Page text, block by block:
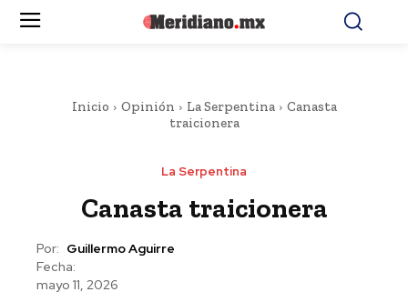
Inicio Opinión La Serpentina
Canasta
traicionera
La Serpentina
Canasta traicionera
Por: Guillermo Aguirre
Fecha:
mayo 11, 2026